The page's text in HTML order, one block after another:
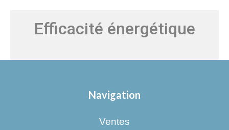
Efficacité énergétique
Navigation
Ventes